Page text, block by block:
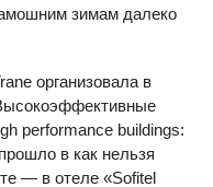
зимам далеко
организовала в
performance buildings:
в как нельзя
— в отеле «Sofitel